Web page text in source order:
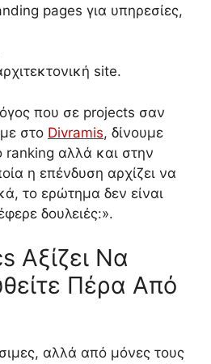
pages για υπηρεσίες,
site.
που σε projects σαν
στο Divramis, δίνουμε
ranking αλλά και στην
η επένδυση αρχίζει να
το ερώτημα δεν είναι
δουλειές:».
Αξίζει Να
Πέρα Από
αλλά από μόνες τους